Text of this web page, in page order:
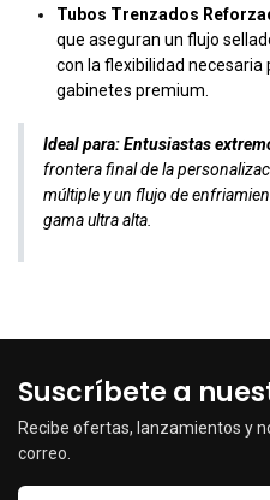
Tubos Trenzados
que aseguran un flujo
con la flexibilidad
gabinetes premium.
Ideal para:Entusiastas
frontera final de la
múltiple y un flujo de
gama ultra alta.
Suscríbete a
Recibe ofertas, lanzamientos y
correo.